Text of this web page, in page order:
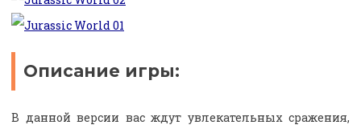
Описание игры:
В данной версии вас ждут увлекательных сражения,